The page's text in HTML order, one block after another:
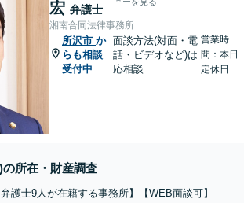
宏 弁護士
湘南合同法律事務所
所沢市 か
らも相談
受付中
面談方法(対面・電
話・ビデオなど)は
応相談
営業時
間：本日
定休日
所在・財産調査
護士9人が在籍する事務所】【WEB面談可】